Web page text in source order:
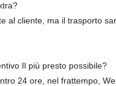
al cliente, ma il trasporto
Il più presto possibile?
24 ore, nel frattempo,